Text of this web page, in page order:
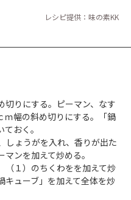
レシピ提供：味の素KK
切りにする。ピーマン、なす
ｍ幅の斜め切りにする。「鍋
おく。
しょうがを入れ、香りが出た
ンを加えて炒める。
（１）のちくわをを加えて炒
キューブ」を加えて全体を炒